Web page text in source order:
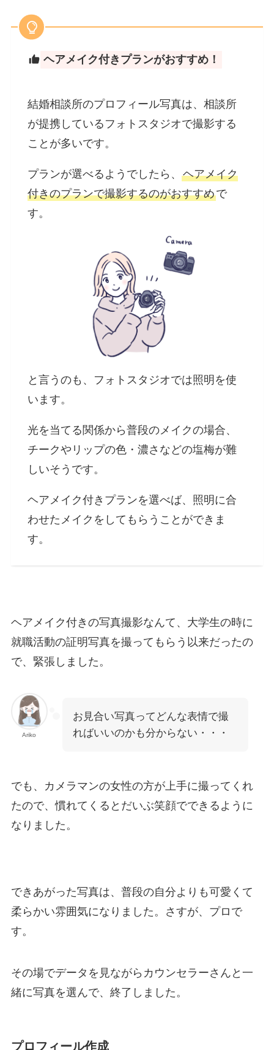
ヘアメイク付きプランがおすすめ！
結婚相談所のプロフィール写真は、相談所
が提携しているフォトスタジオで撮影する
ことが多いです。
プランが選べるようでしたら、 ヘアメイク
付きのプランで撮影するのがおすすめで
す。
と言うのも、フォトスタジオでは照明を使
います。
光を当てる関係から普段のメイクの場合、
チークやリップの色・濃さなどの塩梅が難
しいそうです。
ヘアメイク付きプランを選べば、照明に合
わせたメイクをしてもらうことができま
す。
ヘアメイク付きの写真撮影なんて、大学生の時に
就職活動の証明写真を撮ってもらう以来だったの
で、緊張しました。
Ariko
お見合い写真ってどんな表情で撮
ればいいのかも分からない・・・
でも、カメラマンの女性の方が上手に撮ってくれ
たので、慣れてくるとだいぶ笑顔でできるように
なりました。
できあがった写真は、普段の自分よりも可愛くて
柔らかい雰囲気になりました。さすが、プロで
す。
その場でデータを見ながらカウンセラーさんと一
緒に写真を選んで、終了しました。
プロフィール作成